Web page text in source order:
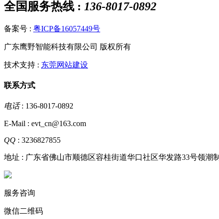
全国服务热线 : 136-8017-0892
备案号 : 粤ICP备16057449号
广东鹰野智能科技有限公司 版权所有
技术支持 : 东莞网站建设
联系方式
电话: 136-8017-0892
E-Mail : evt_cn@163.com
QQ : 3236827855
地址 : 广东省佛山市顺德区容桂街道华口社区华发路33号领潮
服务咨询
微信二维码